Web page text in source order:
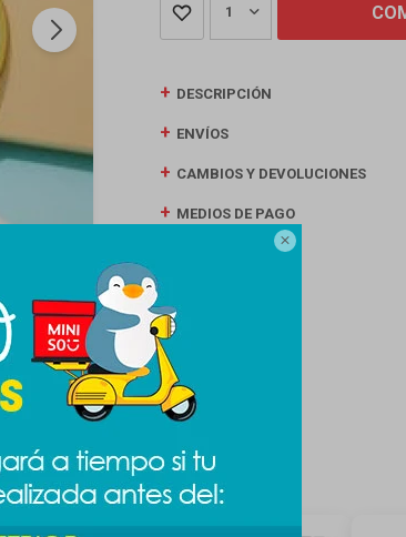

1
DESCRIPCIÓN
ENVÍOS
CAMBIOS Y DEVOLUCIONES
MEDIOS DE PAGO
pueden interesar